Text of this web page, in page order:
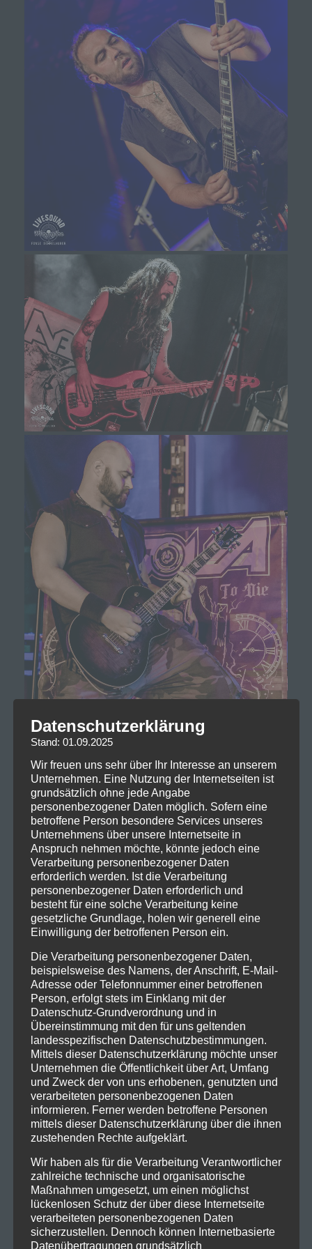
Datenschutzerklärung
Stand: 01.09.2025
Wir freuen uns sehr über Ihr Interesse an unserem
Unternehmen. Eine Nutzung der Internetseiten ist
grundsätzlich ohne jede Angabe
personenbezogener Daten möglich. Sofern eine
betroffene Person besondere Services unseres
Unternehmens über unsere Internetseite in
Anspruch nehmen möchte, könnte jedoch eine
Verarbeitung personenbezogener Daten
erforderlich werden. Ist die Verarbeitung
personenbezogener Daten erforderlich und
besteht für eine solche Verarbeitung keine
gesetzliche Grundlage, holen wir generell eine
Einwilligung der betroffenen Person ein.
Die Verarbeitung personenbezogener Daten,
beispielsweise des Namens, der Anschrift, E-Mail-
Adresse oder Telefonnummer einer betroffenen
Person, erfolgt stets im Einklang mit der
Datenschutz-Grundverordnung und in
Übereinstimmung mit den für uns geltenden
landesspezifischen Datenschutzbestimmungen.
Mittels dieser Datenschutzerklärung möchte unser
Unternehmen die Öffentlichkeit über Art, Umfang
und Zweck der von uns erhobenen, genutzten und
verarbeiteten personenbezogenen Daten
informieren. Ferner werden betroffene Personen
mittels dieser Datenschutzerklärung über die ihnen
zustehenden Rechte aufgeklärt.
Wir haben als für die Verarbeitung Verantwortlicher
zahlreiche technische und organisatorische
Maßnahmen umgesetzt, um einen möglichst
lückenlosen Schutz der über diese Internetseite
verarbeiteten personenbezogenen Daten
sicherzustellen. Dennoch können Internetbasierte
Datenübertragungen grundsätzlich